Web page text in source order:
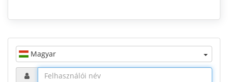
Magyar